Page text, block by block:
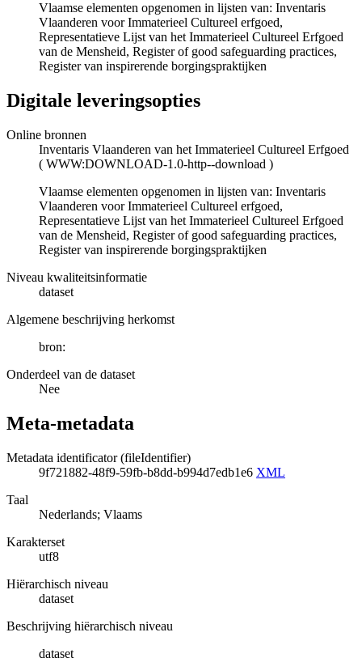
Vlaamse elementen opgenomen in lijsten van: Inventaris
Vlaanderen voor Immaterieel Cultureel erfgoed,
Representatieve Lijst van het Immaterieel Cultureel Erfgoed
van de Mensheid, Register of good safeguarding practices,
Register van inspirerende borgingspraktijken
Digitale leveringsopties
Online bronnen
Inventaris Vlaanderen van het Immaterieel Cultureel Erfgoed
( WWW:DOWNLOAD-1.0-http--download )
Vlaamse elementen opgenomen in lijsten van: Inventaris
Vlaanderen voor Immaterieel Cultureel erfgoed,
Representatieve Lijst van het Immaterieel Cultureel Erfgoed
van de Mensheid, Register of good safeguarding practices,
Register van inspirerende borgingspraktijken
Niveau kwaliteitsinformatie
dataset
Algemene beschrijving herkomst
bron:
Onderdeel van de dataset
Nee
Meta-metadata
Metadata identificator (fileIdentifier)
9f721882-48f9-59fb-b8dd-b994d7edb1e6 XML
Taal
Nederlands; Vlaams
Karakterset
utf8
Hiërarchisch niveau
dataset
Beschrijving hiërarchisch niveau
dataset